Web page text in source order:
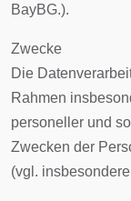
BayBG.).
Zwecke
Die
Rahmen
personeller und
Zwecken der
(vgl.